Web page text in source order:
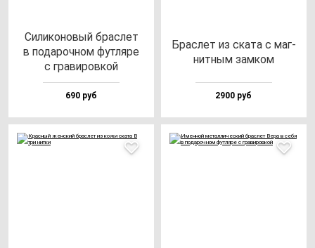
Сили­ко­но­вый брас­лет
в по­да­роч­ном фут­ля­ре
с гра­ви­ров­кой
690 руб
Брас­лет из ска­та c маг­
нит­ным зам­ком
2900 руб